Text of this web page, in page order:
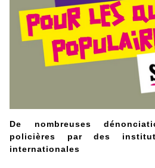
De nombreuses
policières par des
internationales